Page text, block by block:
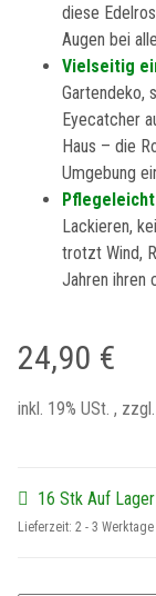
diese
Augen bei
Vielseitig
Gartendeko,
Eyecatcher
Haus – die
Umgebung
Lackieren,
trotzt Wind,
Jahren ihren
24,90 €
inkl. 19% USt. , zzgl.
16 Stk Auf Lager
Lieferzeit: 2 - 3 Werktage